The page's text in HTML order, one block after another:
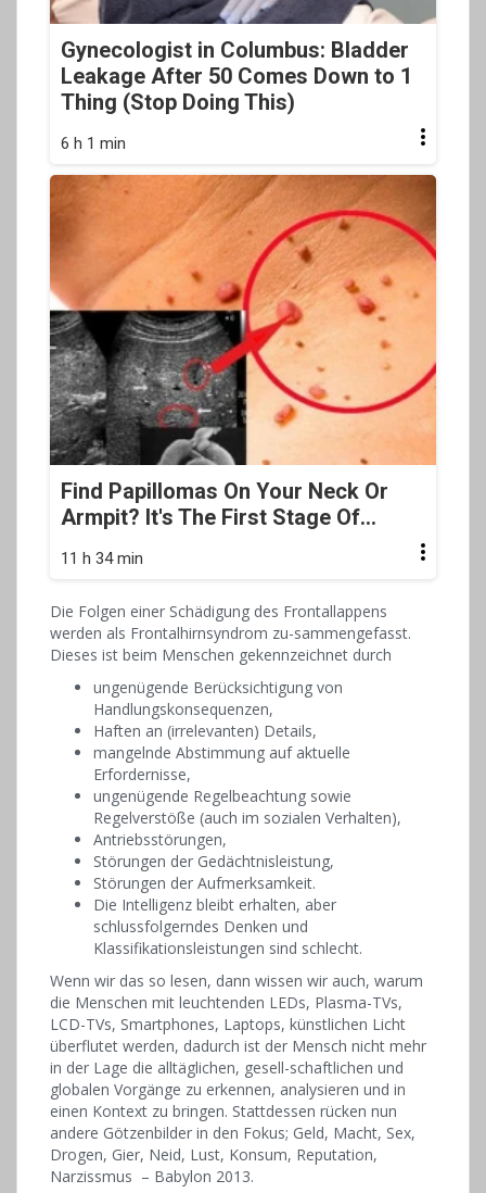
Gynecologist in Columbus: Bladder
Leakage After 50 Comes Down to 1
Thing (Stop Doing This)
6 h 1 min
Find Papillomas On Your Neck Or
Armpit? It's The First Stage Of...
11 h 34 min
Die Folgen einer Schädigung des Frontallappens
werden als Frontalhirnsyndrom zu-sammengefasst.
Dieses ist beim Menschen gekennzeichnet durch
ungenügende Berücksichtigung von
Handlungskonsequenzen,
Haften an (irrelevanten) Details,
mangelnde Abstimmung auf aktuelle
Erfordernisse,
ungenügende Regelbeachtung sowie
Regelverstöße (auch im sozialen Verhalten),
Antriebsstörungen,
Störungen der Gedächtnisleistung,
Störungen der Aufmerksamkeit.
Die Intelligenz bleibt erhalten, aber
schlussfolgerndes Denken und
Klassifikationsleistungen sind schlecht.
Wenn wir das so lesen, dann wissen wir auch, warum
die Menschen mit leuchtenden LEDs, Plasma-TVs,
LCD-TVs, Smartphones, Laptops, künstlichen Licht
überflutet werden, dadurch ist der Mensch nicht mehr
in der Lage die alltäglichen, gesell-schaftlichen und
globalen Vorgänge zu erkennen, analysieren und in
einen Kontext zu bringen. Stattdessen rücken nun
andere Götzenbilder in den Fokus; Geld, Macht, Sex,
Drogen, Gier, Neid, Lust, Konsum, Reputation,
Narzissmus – Babylon 2013.